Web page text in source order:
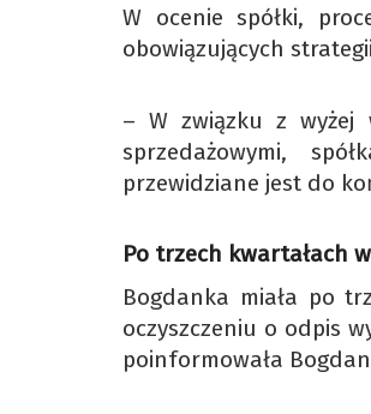
W ocenie spółki,
obowiązujących
– W związku z wyżej
sprzedażowymi,
przewidziane jest do
Po trzech kwartałach
Bogdanka miała po
oczyszczeniu o odpis
poinformowała